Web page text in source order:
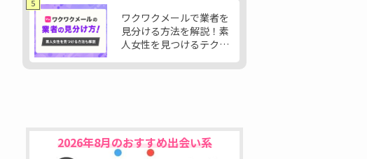
ワクワクメールで業者を
見分ける方法を解説！素
人女性を見つけるテクニ
5
2026年8月のおすすめ出会い系